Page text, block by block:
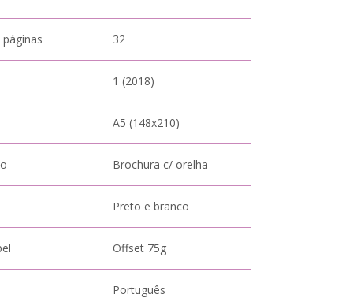
32
1 (2018)
A5 (148x210)
Brochura c/ orelha
Preto e branco
Offset 75g
Português